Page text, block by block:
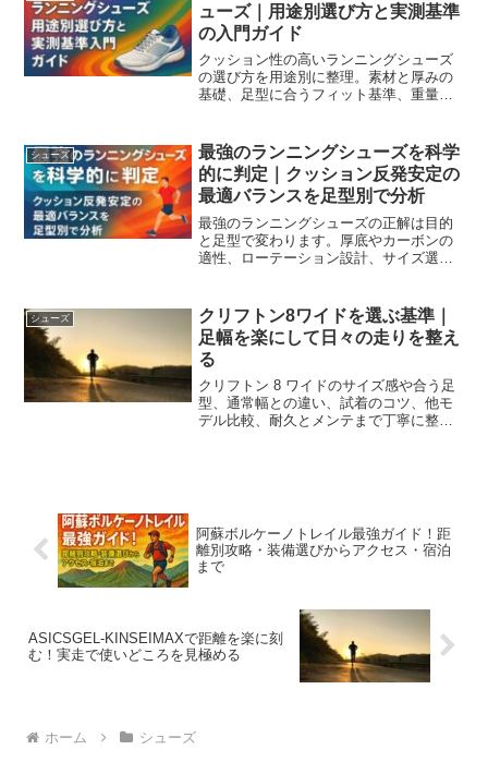
ューズ｜用途別選び方と実測基準
の入門ガイド
クッション性の高いランニングシューズ
の選び方を用途別に整理。素材と厚みの
基礎、足型に合うフィット基準、重量や
走れる一足を見つけます。
シューズ
最強のランニングシューズを科学
的に判定｜クッション反発安定の
最適バランスを足型別で分析
最強のランニングシューズの正解は目的
と足型で変わります。厚底やカーボンの
適性、ローテーション設計、サイズ選び
ム別の反発活用や買い替え基準も網羅。
距離別の最適バランスを数値で理解。
シューズ
クリフトン8ワイドを選ぶ基準｜
足幅を楽にして日々の走りを整え
る
クリフトン 8 ワイドのサイズ感や合う足
型、通常幅との違い、試着のコツ、他モ
デル比較、耐久とメンテまで丁寧に整
阿蘇ボルケーノトレイル最強ガイド！距
離別攻略・装備選びからアクセス・宿泊
まで
ASICSGEL-KINSEIMAXで距離を楽に刻
む！実走で使いどころを見極める
ホーム シューズ